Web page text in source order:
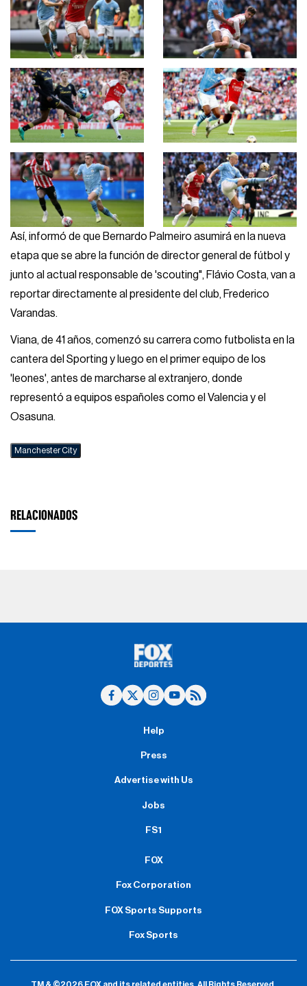
Así, informó de que Bernardo Palmeiro asumirá en la nueva
etapa que se abre la función de director general de fútbol y
junto al actual responsable de 'scouting", Flávio Costa, van a
reportar directamente al presidente del club, Frederico
Varandas.
Viana, de 41 años, comenzó su carrera como futbolista en la
cantera del Sporting y luego en el primer equipo de los
'leones', antes de marcharse al extranjero, donde
representó a equipos españoles como el Valencia y el
Osasuna.
Manchester City
RELACIONADOS
Help
Press
Advertise with Us
Jobs
FS1
FOX
Fox Corporation
FOX Sports Supports
Fox Sports